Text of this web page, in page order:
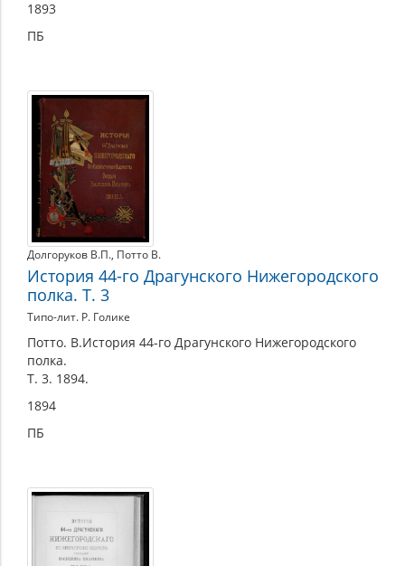
1893
ПБ
Долгоруков В.П., Потто В.
История 44-го Драгунского Нижегородского
полка. Т. 3
Типо-лит. Р. Голике
Потто. В.История 44-го Драгунского Нижегородского
полка.
Т. 3. 1894.
1894
ПБ